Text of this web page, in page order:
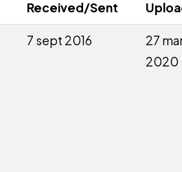
Received/Sent
7 sept 2016
27
2020